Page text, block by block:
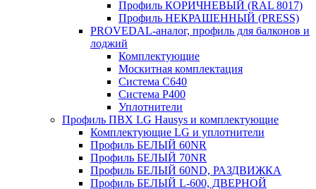
Профиль КОРИЧНЕВЫЙ (RAL 8017)
Профиль НЕКРАШЕННЫЙ (PRESS)
PROVEDAL-аналог, профиль для балконов и
лоджий
Комплектующие
Москитная комплектация
Система C640
Система P400
Уплотнители
Профиль ПВХ LG Hausys и комплектующие
Комплектующие LG и уплотнители
Профиль БЕЛЫЙ 60NR
Профиль БЕЛЫЙ 70NR
Профиль БЕЛЫЙ 60ND, РАЗДВИЖКА
Профиль БЕЛЫЙ L-600, ДВЕРНОЙ